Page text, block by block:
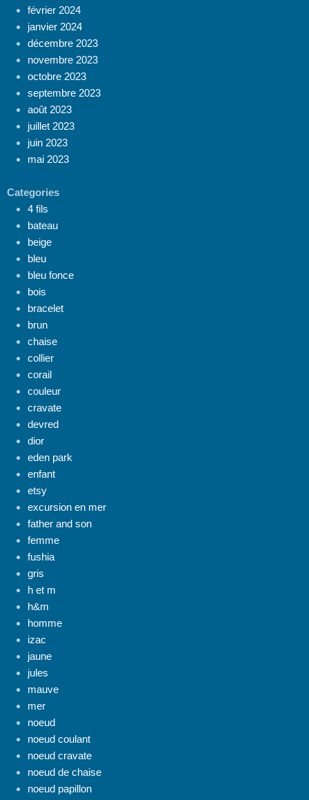
février 2024
janvier 2024
décembre 2023
novembre 2023
octobre 2023
septembre 2023
août 2023
juillet 2023
juin 2023
mai 2023
Categories
4 fils
bateau
beige
bleu
bleu fonce
bois
bracelet
brun
chaise
collier
corail
couleur
cravate
devred
dior
eden park
enfant
etsy
excursion en mer
father and son
femme
fushia
gris
h et m
h&m
homme
izac
jaune
jules
mauve
mer
noeud
noeud coulant
noeud cravate
noeud de chaise
noeud papillon